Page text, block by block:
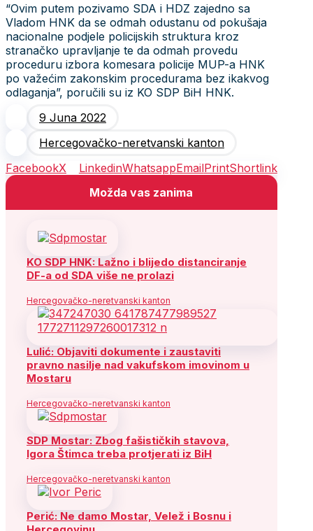
“Ovim putem pozivamo SDA i HDZ zajedno sa
Vladom HNK da se odmah odustanu od pokušaja
nacionalne podjele policijskih struktura kroz
stranačko upravljanje te da odmah provedu
proceduru izbora komesara policije MUP-a HNK
po važećim zakonskim procedurama bez ikakvog
odlaganja”, poručili su iz KO SDP BiH HNK.
9 Juna 2022
Hercegovačko-neretvanski kanton
FacebookX LinkedinWhatsappEmailPrintShortlink
Možda vas zanima
KO SDP HNK: Lažno i blijedo distanciranje
DF-a od SDA više ne prolazi
Hercegovačko-neretvanski kanton
Lulić: Objaviti dokumente i zaustaviti
pravno nasilje nad vakufskom imovinom u
Mostaru
Hercegovačko-neretvanski kanton
SDP Mostar: Zbog fašističkih stavova,
Igora Štimca treba protjerati iz BiH
Hercegovačko-neretvanski kanton
Perić: Ne damo Mostar, Velež i Bosnu i